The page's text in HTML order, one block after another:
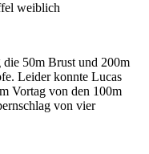
weiblich
die 50m Brust und 200m
Leider konnte Lucas
Vortag von den 100m
von vier